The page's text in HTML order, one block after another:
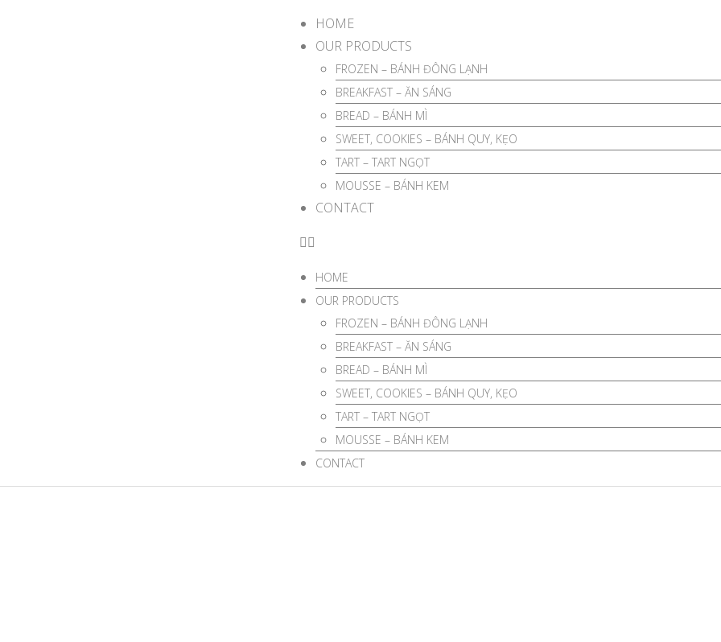
HOME
OUR PRODUCTS
FROZEN – BÁNH ĐÔNG LẠNH
BREAKFAST – ĂN SÁNG
BREAD – BÁNH MÌ
SWEET, COOKIES – BÁNH QUY, KẸO
TART – TART NGỌT
MOUSSE – BÁNH KEM
CONTACT
HOME
OUR PRODUCTS
FROZEN – BÁNH ĐÔNG LẠNH
BREAKFAST – ĂN SÁNG
BREAD – BÁNH MÌ
SWEET, COOKIES – BÁNH QUY, KẸO
TART – TART NGỌT
MOUSSE – BÁNH KEM
CONTACT